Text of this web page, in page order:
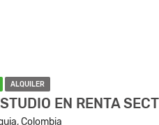
ALQUILER
EN RENTA
Colombia